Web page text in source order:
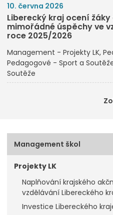
10. června 2026
Liberecký kraj ocení
mimořádné úspěchy ve
roce 2025/2026
Management - Projekty LK
Pedagogové - Sport a
Soutěže
Management škol
Projekty LK
Naplňování krajského
vzdělávání Libereckého
Investice Libereckého